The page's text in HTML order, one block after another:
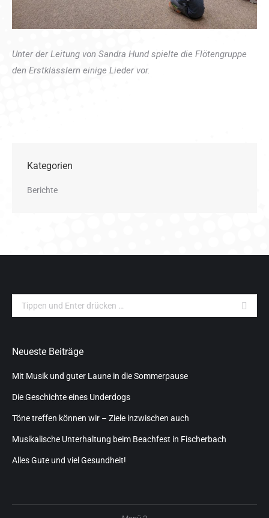
Unter der Leitung von Sandra Hund spielte die Flötengruppe
den Erstklässlern einige Lieder vor.
Kategorien
Berichte
Search:
Neueste Beiträge
Mit Musik und guter Laune in die Sommerpause
Die Geschichte eines Underdogs
Töne treffen können wir – Ziele inzwischen auch
Musikalische Unterhaltung beim Beachfest in Fischerbach
Alles Gute und viel Gesundheit!